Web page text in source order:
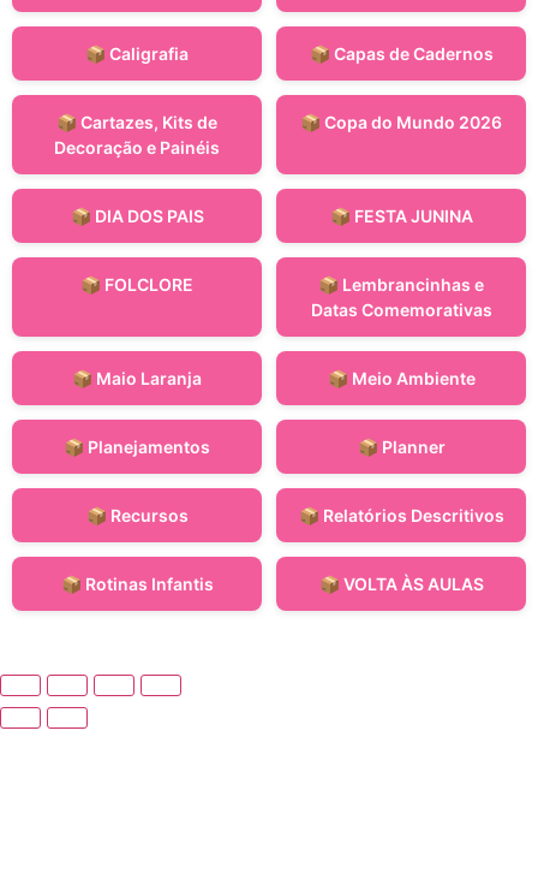
📦 Caligrafia 📦 Capas de Cadernos
📦 Cartazes, Kits de
Decoração e Painéis
📦 Copa do Mundo 2026
📦 DIA DOS PAIS 📦 FESTA JUNINA
📦 FOLCLORE
📦 Lembrancinhas e
Datas Comemorativas
📦 Maio Laranja 📦 Meio Ambiente
📦 Planejamentos 📦 Planner
📦 Recursos 📦 Relatórios Descritivos
📦 Rotinas Infantis 📦 VOLTA ÀS AULAS